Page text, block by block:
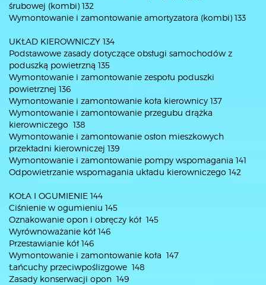
śrubowej (kombi) 132
Wymontowanie i zamontowanie amortyzatora (kombi) 133
UKŁAD KIEROWNICZY 134
Podstawowe zasady dotyczące obsługi samochodów z
poduszką powietrzną 135
Wymontowanie i zamontowanie zespołu poduszki
powietrznej 136
Wymontowanie i zamontowanie koła kierownicy 137
Wymontowanie i zamontowanie przegubu drążka
kierowniczego 138
Wymontowanie i zamontowanie osłon mieszkowych
przekładni kierowniczej 139
Wymontowanie i zamontowanie pompy wspomagania 141
Odpowietrzanie wspomagania układu kierowniczego 142
KOŁA I OGUMIENIE 144
Ciśnienie w ogumieniu 145
Oznakowanie opon i obręczy kół 145
Wyrównoważanie kół 146
Przestawianie kół 146
Wymontowanie i zamontowanie koła 147
Łańcuchy przeciwpoślizgowe 148
Zasady konserwacji opon 149